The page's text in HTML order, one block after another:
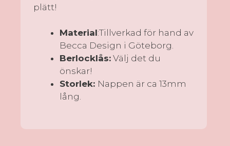
plätt!
Material:Tillverkad för hand av
Becca Design i Göteborg.
Berlocklås: Välj det du
önskar!
Storlek: Nappen är ca 13mm
lång.